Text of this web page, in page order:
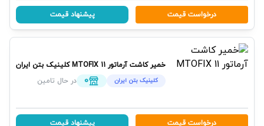
کنید. معمولاً از چسب‌های خمیری برای اتصال کاشی و
سرامیک‌هایی با ابعاد کوچک استفاده می‌شود. یکی از
ویژگی‌های بسیار کاربردی چسب خمیری، قابلیت بالای آن در
برابر نفود آب و رطوبت می‌باشد. به همین دلیل نیز بهتر است
در مکان‌هایی که کاشی‌ها همواره در معرض آب قرار دارند، از
درخواست قیمت پیشنهاد قیمت
خمیر کاشت آرماتور MTOFIX 11 کلینیک بتن ایران
کلینیک بتن ایران 0 در حال تامین
درخواست قیمت پیشنهاد قیمت